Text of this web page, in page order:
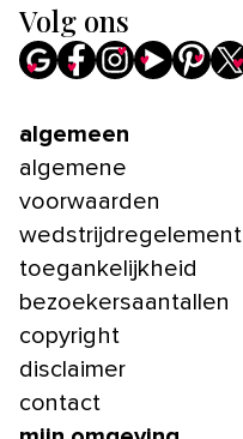
Volg ons
algemeen
algemene
voorwaarden
wedstrijdregelement
toegankelijkheid
bezoekersaantallen
copyright
disclaimer
contact